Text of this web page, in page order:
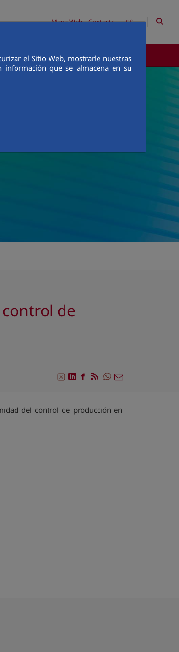
el Sitio Web, mostrarle nuestras
información que se almacena en su
Mapa Web Contacto ES
de
Compartir en Twitter
Compartir en Linkedin
Compartir en Facebook
RSSCompartir en
del control de producción en